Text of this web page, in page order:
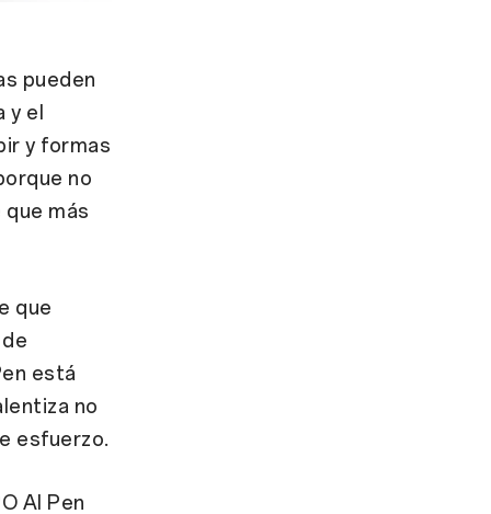
pueden
y el
y formas
no
más
que
está
no
esfuerzo.
AI Pen